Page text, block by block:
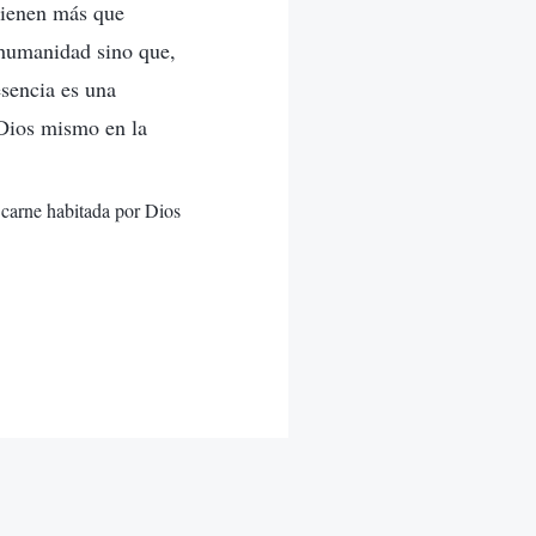
más que
sino que,
es una
mismo en la
habitada por Dios